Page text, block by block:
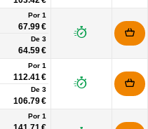
Por 1
67.99 €
De 3
64.59 €
Por 1
112.41 €
De 3
106.79 €
Por 1